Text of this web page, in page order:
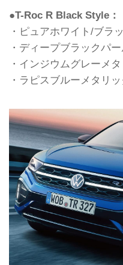
●T-Roc R Black Style：
・ピュアホワイト/ブラ
・ディープブラックパ
・インジウムグレーメ
・ラピスブルーメタリ